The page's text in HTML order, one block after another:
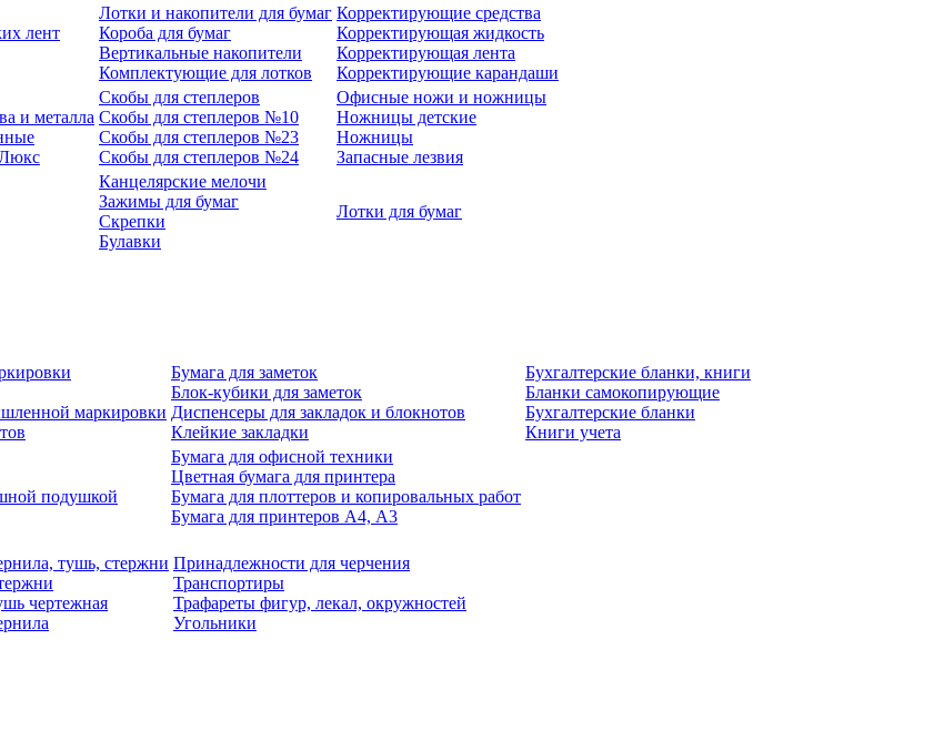
лент
Лотки и накопители для бумаг
Короба для бумаг
Вертикальные накопители
Комплектующие для лотков
Корректирующие средства
Корректирующая жидкость
Корректирующая лента
Корректирующие карандаши
и металла
Скобы для степлеров
Скобы для степлеров №10
Скобы для степлеров №23
Скобы для степлеров №24
Офисные ножи и ножницы
Ножницы детские
Ножницы
Запасные лезвия
Канцелярские мелочи
Зажимы для бумаг
Скрепки
Булавки
Лотки для бумаг
маркировки
Бумага для заметок
Блок-кубики для заметок
Диспенсеры для закладок и блокнотов
Клейкие закладки
Бухгалтерские бланки, книги
Бланки самокопирующие
Бухгалтерские бланки
Книги учета
подушкой
Бумага для офисной техники
Цветная бумага для принтера
Бумага для плоттеров и копировальных работ
Бумага для принтеров А4, А3
тушь, стержни
чертежная
Принадлежности для черчения
Транспортиры
Трафареты фигур, лекал, окружностей
Угольники